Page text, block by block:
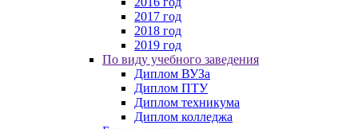
2017 год
2018 год
2019 год
По виду учебного заведения
Диплом ВУЗа
Диплом ПТУ
Диплом техникума
Диплом колледжа